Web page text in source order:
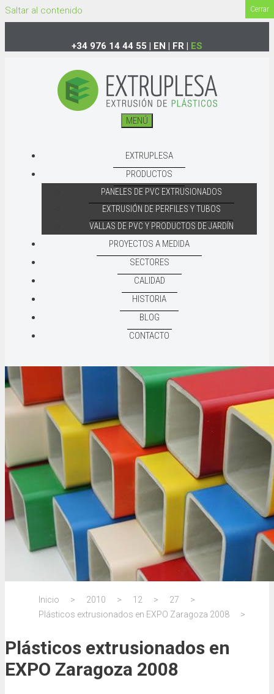
Saltar al contenido
+34 976 14 44 55 | EN | FR | ES
MENÚ
EXTRUPLESA
PRODUCTOS
PANELES DE PVC EXTRUSIONADOS
EXTRUSIÓN DE PERFILES Y TUBOS
VALLAS DE PVC Y PRODUCTOS DE JARDÍN
PROYECTOS A MEDIDA
SECTORES
CALIDAD
HISTORIA
BLOG
CONTACTO
Inicio > 2010 > 12 > 27
>
Plásticos extrusionados en EXPO Zaragoza 2008
>
Plásticos extrusionados en
EXPO Zaragoza 2008
Cerrar